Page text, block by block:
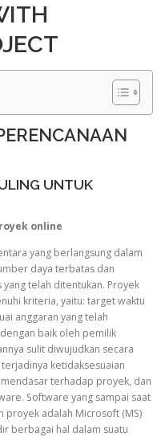
UNTUK
online
yang berlangsung dalam
daya terbatas dan
yang telah ditentukan. Proyek
kriteria, yaitu: target waktu
anggaran yang telah
baik oleh pemilik
sulit diwujudkan secara
ketidaksesuaian
terhadap proyek, dan
Software yang sampai saat
proyek adalah Microsoft (MS)
berbagai hal dalam suatu